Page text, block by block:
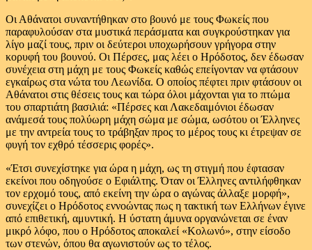
Οι Αθάνατοι συναντήθηκαν στο βουνό με τους Φωκείς που
παραφυλούσαν στα μυστικά περάσματα και συγκρούστηκαν για
λίγο μαζί τους, πριν οι δεύτεροι υποχωρήσουν γρήγορα στην
κορυφή του βουνού. Οι Πέρσες, μας λέει ο Ηρόδοτος, δεν έδωσαν
συνέχεια στη μάχη με τους Φωκείς καθώς επείγονταν να φτάσουν
εγκαίρως στα νώτα του Λεωνίδα. Ο οποίος πέφτει πριν φτάσουν οι
Αθάνατοι στις θέσεις τους και τώρα όλοι μάχονται για το πτώμα
του σπαρτιάτη βασιλιά: «Πέρσες και Λακεδαιμόνιοι έδωσαν
ανάμεσά τους πολύωρη μάχη σώμα με σώμα, ωσότου οι Έλληνες
με την αντρεία τους το τράβηξαν προς το μέρος τους κι έτρεψαν σε
φυγή τον εχθρό τέσσερις φορές».
«Έτσι συνεχίστηκε για ώρα η μάχη, ως τη στιγμή που έφτασαν
εκείνοι που οδηγούσε ο Εφιάλτης. Όταν οι Έλληνες αντιλήφθηκαν
τον ερχομό τους, από εκείνη την ώρα ο αγώνας άλλαξε μορφή»,
συνεχίζει ο Ηρόδοτος εννοώντας πως η τακτική των Ελλήνων έγινε
από επιθετική, αμυντική. Η ύστατη άμυνα οργανώνεται σε έναν
μικρό λόφο, που ο Ηρόδοτος αποκαλεί «Κολωνό», στην είσοδο
των στενών, όπου θα αγωνιστούν ως το τέλος.